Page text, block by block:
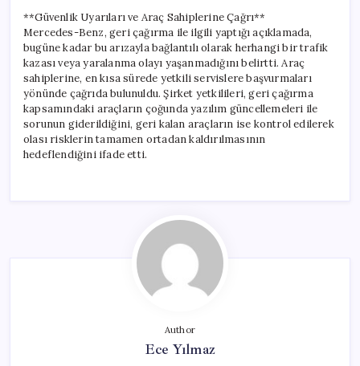
**Güvenlik Uyarıları ve Araç Sahiplerine Çağrı**
Mercedes-Benz, geri çağırma ile ilgili yaptığı açıklamada,
bugüne kadar bu arızayla bağlantılı olarak herhangi bir trafik
kazası veya yaralanma olayı yaşanmadığını belirtti. Araç
sahiplerine, en kısa sürede yetkili servislere başvurmaları
yönünde çağrıda bulunuldu. Şirket yetkilileri, geri çağırma
kapsamındaki araçların çoğunda yazılım güncellemeleri ile
sorunun giderildiğini, geri kalan araçların ise kontrol edilerek
olası risklerin tamamen ortadan kaldırılmasının
hedeflendiğini ifade etti.
Author
Ece Yılmaz